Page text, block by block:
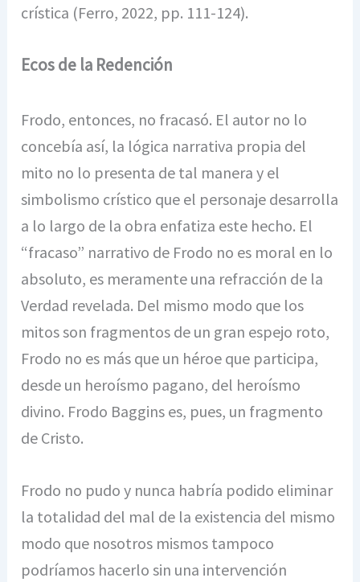
crística (Ferro, 2022, pp. 111-124).
Ecos de la Redención
Frodo, entonces, no fracasó. El autor no lo
concebía así, la lógica narrativa propia del
mito no lo presenta de tal manera y el
simbolismo crístico que el personaje desarrolla
a lo largo de la obra enfatiza este hecho. El
“fracaso” narrativo de Frodo no es moral en lo
absoluto, es meramente una refracción de la
Verdad revelada. Del mismo modo que los
mitos son fragmentos de un gran espejo roto,
Frodo no es más que un héroe que participa,
desde un heroísmo pagano, del heroísmo
divino. Frodo Baggins es, pues, un fragmento
de Cristo.
Frodo no pudo y nunca habría podido eliminar
la totalidad del mal de la existencia del mismo
modo que nosotros mismos tampoco
podríamos hacerlo sin una intervención